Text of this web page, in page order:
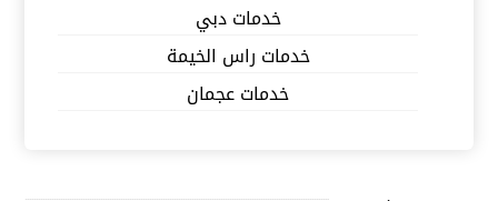
خدمات دبي
خدمات راس الخيمة
خدمات عجمان